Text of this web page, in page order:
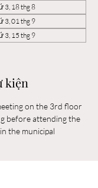
3, 18 thg 8
3, 01 thg 9
3, 15 thg 9
kiện
on the 3rd floor
before attending the
the municipal